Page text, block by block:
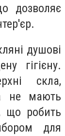
дозволяє
душові
гігієну.
скла,
не мають
що робить
для